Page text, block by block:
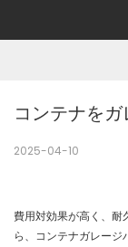
コンテナを
2025-04-10
費用対効果が高く、耐
ら、コンテナガレー